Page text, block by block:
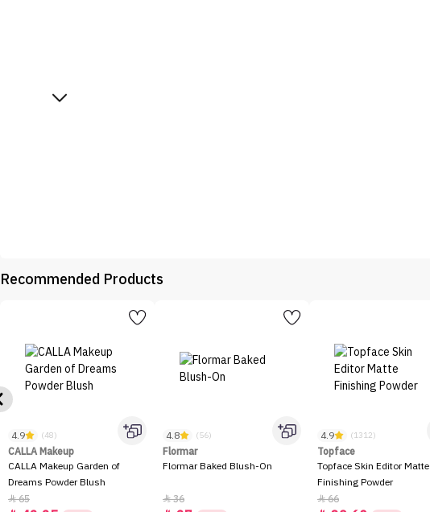
Recommended Products
4.9 (48)
CALLA Makeup
CALLA Makeup Garden of
Dreams Powder Blush
65
4.8 (56)
Flormar
Flormar Baked Blush-On
36
4.9 (1312)
Topface
Topface Skin Editor Matte
Finishing Powder
66